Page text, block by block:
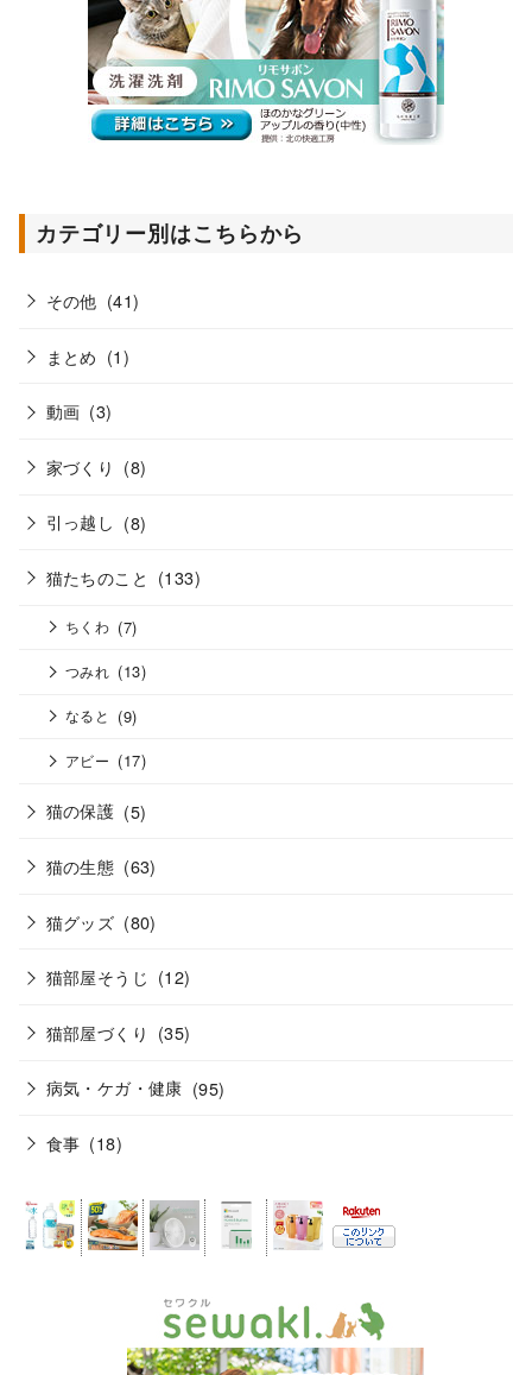
カテゴリー別はこちらから
その他 (41)
まとめ (1)
動画 (3)
家づくり (8)
引っ越し (8)
猫たちのこと (133)
ちくわ (7)
つみれ (13)
なると (9)
アビー (17)
猫の保護 (5)
猫の生態 (63)
猫グッズ (80)
猫部屋そうじ (12)
猫部屋づくり (35)
病気・ケガ・健康 (95)
食事 (18)